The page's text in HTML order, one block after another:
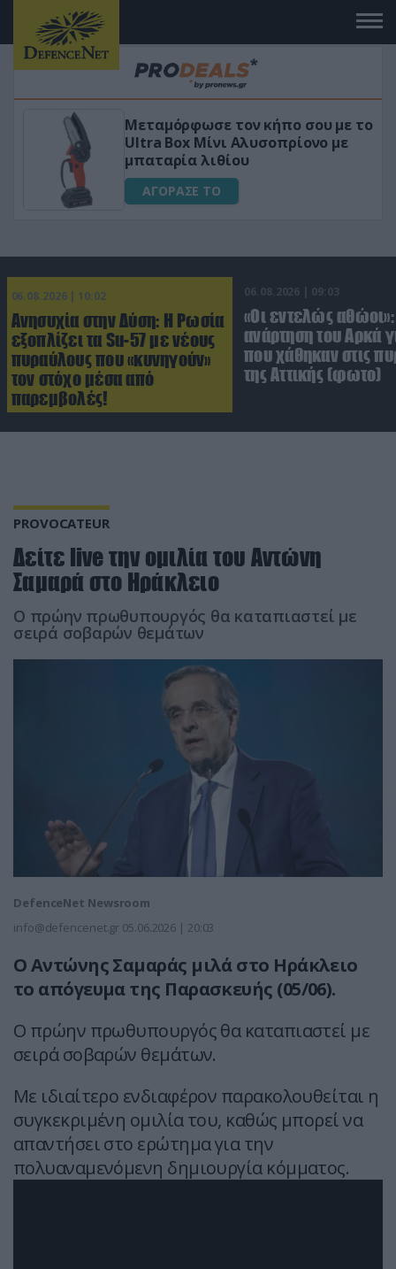
«Μαγική» φόρμουλα τριβόλι + VIP
για αύξηση της λίμπιντο
ΑΓΟΡΑΣΕ ΤΟ
06.08.2026 | 10:02
Ανησυχία στην Δύση: H Ρωσία
εξοπλίζει τα Su-57 με νέους
πυραύλους που «κυνηγούν»
τον στόχο μέσα από
παρεμβολές!
06.08.2026 | 09:03
«Οι εντελώς
ανάρτηση του Αρκά
που χάθηκαν στις
της Αττικής (φωτο)
PROVOCATEUR
Δείτε live την ομιλία του Αντώνη
Σαμαρά στο Ηράκλειο
Ο πρώην πρωθυπουργός θα καταπιαστεί με
σειρά σοβαρών θεμάτων
DefenceNet Newsroom
info@defencenet.gr 05.06.2026 | 20:03
Ο Αντώνης Σαμαράς μιλά στο Ηράκλειο
το απόγευμα της Παρασκευής (05/06).
Ο πρώην πρωθυπουργός θα καταπιαστεί με
σειρά σοβαρών θεμάτων.
Με ιδιαίτερο ενδιαφέρον παρακολουθείται η
συγκεκριμένη ομιλία του, καθώς μπορεί να
απαντήσει στο ερώτημα για την
πολυαναμενόμενη δημιουργία κόμματος.